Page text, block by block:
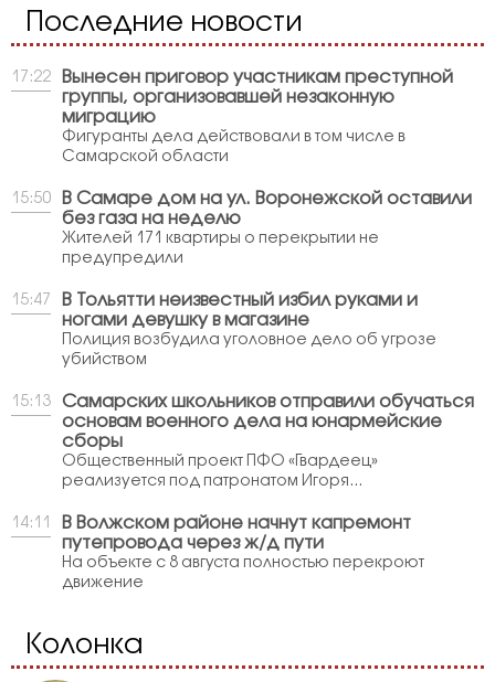
Последние новости
17:22
Вынесен приговор участникам преступной
группы, организовавшей незаконную
миграцию
Фигуранты дела действовали в том числе в
Самарской области
15:50
В Самаре дом на ул. Воронежской оставили
без газа на неделю
Жителей 171 квартиры о перекрытии не
предупредили
15:47
В Тольятти неизвестный избил руками и
ногами девушку в магазине
Полиция возбудила уголовное дело об угрозе
убийством
15:13
Самарских школьников отправили обучаться
основам военного дела на юнармейские
сборы
Общественный проект ПФО «Гвардеец»
реализуется под патронатом Игоря...
14:11
В Волжском районе начнут капремонт
путепровода через ж/д пути
На объекте с 8 августа полностью перекроют
движение
Колонка